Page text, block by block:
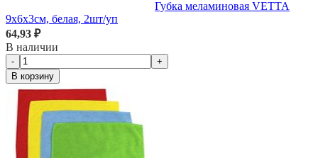
Губка меламиновая VETTA
9х6х3см, белая, 2шт/уп
64,93 ₽
В наличии
-
+
В корзину